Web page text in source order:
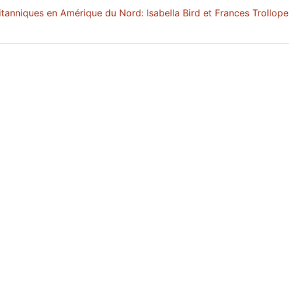
en Amérique du Nord: Isabella Bird et Frances Trollope